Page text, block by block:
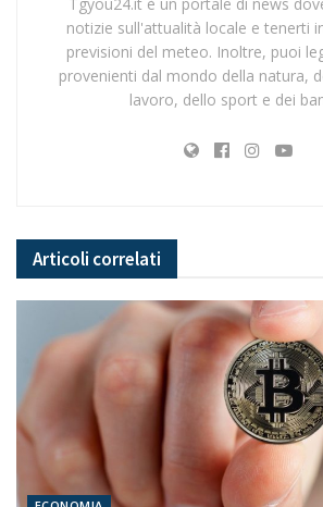
notizie sull'attualità locale e tenerti
previsioni del meteo. Inoltre, puoi
provenienti dal mondo della natura,
lavoro, dello sport e dei
Articoli correlati